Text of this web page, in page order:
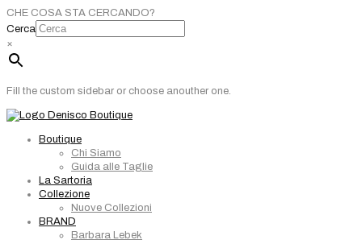
CHE COSA STA CERCANDO?
Cerca
×
Fill the custom sidebar or choose anouther one.
Boutique
Chi Siamo
Guida alle Taglie
La Sartoria
Collezione
Nuove Collezioni
BRAND
Barbara Lebek